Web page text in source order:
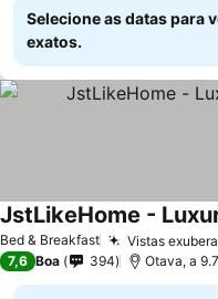
Selecione as datas para
exatos.
Bed & Breakfast Vistas
JstLikeHome -
7,6 Boa 394 Otava, a